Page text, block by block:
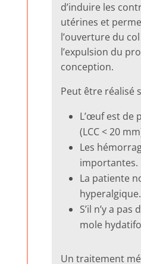
d’induire les
utérines et
l’ouverture du
l’expulsion du
conception.
Peut être réalisé
L’œuf est de
(LCC < 20
Les
importantes.
La patiente
hyperalgique.
S’il n’y a
mole
Un traitement